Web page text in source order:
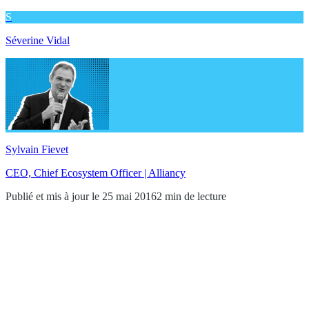
S
Séverine Vidal
Sylvain Fievet
CEO, Chief Ecosystem Officer | Alliancy
Publié et mis à jour le 25 mai 20162 min de lecture